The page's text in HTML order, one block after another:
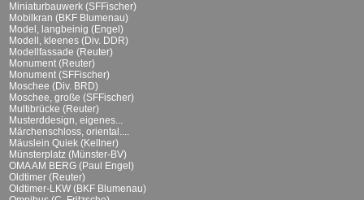
Miniaturbauwerk (SFFischer)
Mobilkran (BKF Blumenau)
Model, langbeinig (Engel)
Modell, kleenes (Div. DDR)
Modellfassade (Reuter)
Monument (Reuter)
Monument (SFFischer)
Moschee (Div. BRD)
Moschee, große (SFFischer)
Multibrücke (Reuter)
Musterddesign, eigenes...
Märchenschloss, oriental....
Mäuslein Quiek (Kellner)
Münsterplatz (Münster-BV)
OMA AM BERG (Paul Engel)
Oldtimer (Reuter)
Oldtimer-LKW (BKF Blumenau)